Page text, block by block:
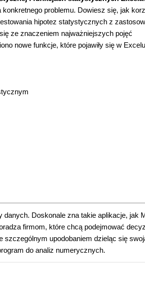
problemu. Dowiesz się, jak
hipotez statystycznych z
ze znaczeniem najważniejszych pojęć
nowe funkcje, które pojawiły się w
Doskonale zna takie aplikacje, jak
firmom, które chcą podejmować
szczególnym upodobaniem dzieląc się
do analiz numerycznych.